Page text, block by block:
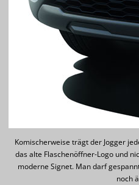
Komischerweise trägt der Jogger
das alte Flaschenöffner-Logo und
moderne Signet. Man darf
noch